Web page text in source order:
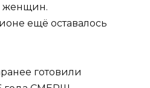
женщин.
ещё оставалось
готовили